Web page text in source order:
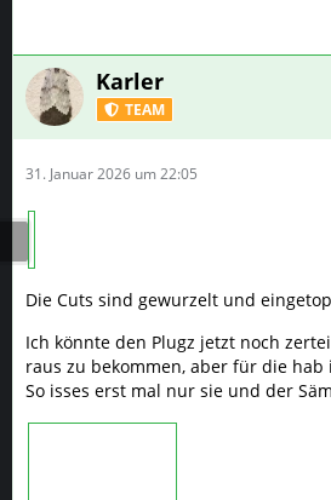
Karler
TEAM
31. Januar 2026 um 22:05
Die Cuts sind gewurzelt und
Ich könnte den Plugz jetzt noch
raus zu bekommen, aber für die hab
So isses erst mal nur sie und der